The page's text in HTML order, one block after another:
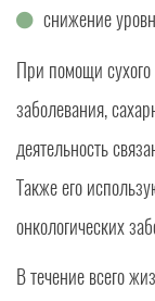
снижение
При помощи сухого
заболевания,
деятельность
Также его
онкологических
В течение всего